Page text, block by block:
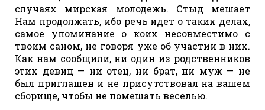
случаях мирская молодежь. Стыд мешает
Нам продолжать, ибо речь идет о таких делах,
самое упоминание о коих несовместимо с
твоим саном, не говоря уже об участии в них.
Как нам сообщили, ни один из родственников
этих девиц — ни отец, ни брат, ни муж — не
был приглашен и не присутствовал на вашем
сборище, чтобы не помешать веселью.